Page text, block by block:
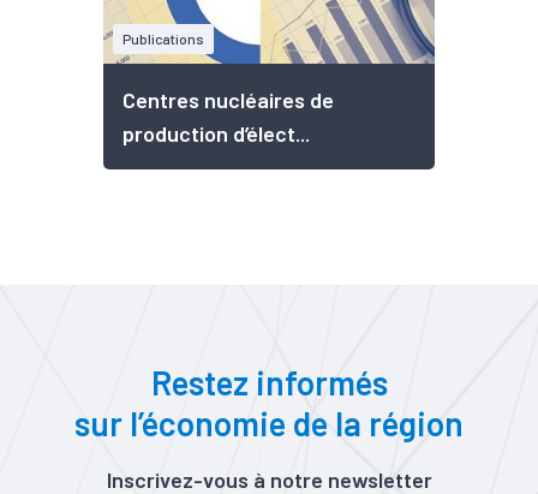
Publications
Centres nucléaires de
production d’élect...
Restez informés
sur l’économie de la région
Inscrivez-vous à notre newsletter